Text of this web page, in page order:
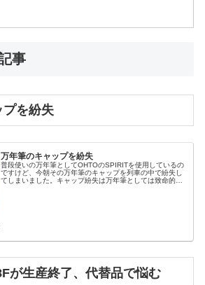
事
プを紛失
万年筆のキャップを紛失
普段使いの万年筆としてOHTOのSPIRITを使用しているの
ですけど、今朝その万年筆のキャップを列車の中で紛失し
てしまいました。キャップ紛失は万年筆としては致命的な
が生産終了、代替品で悩む